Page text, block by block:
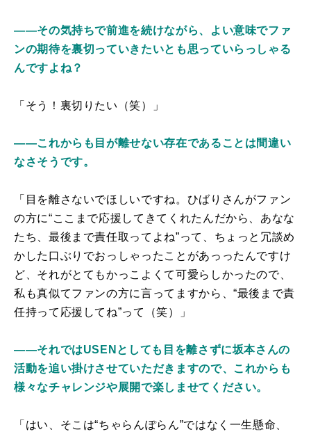
――その気持ちで前進を続けながら、よい意味でファ
ンの期待を裏切っていきたいとも思っていらっしゃる
んですよね？
「そう！裏切りたい（笑）」
――これからも目が離せない存在であることは間違い
なさそうです。
「目を離さないでほしいですね。ひばりさんがファン
の方に“ここまで応援してきてくれたんだから、あなな
たち、最後まで責任取ってよね”って、ちょっと冗談め
かした口ぶりでおっしゃったことがあっったんですけ
ど、それがとてもかっこよくて可愛らしかったので、
私も真似てファンの方に言ってますから、“最後まで責
任持って応援してね”って（笑）」
――それではUSENとしても目を離さずに坂本さんの
活動を追い掛けさせていただきますので、これからも
様々なチャレンジや展開で楽しませてください。
「はい、そこは“ちゃらんぽらん”ではなく一生懸命、